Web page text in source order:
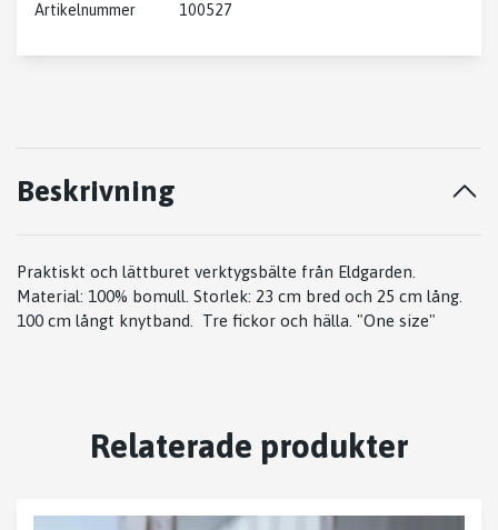
Artikelnummer 100527
Beskrivning
Praktiskt och lättburet verktygsbälte från Eldgarden.
Material: 100% bomull. Storlek: 23 cm bred och 25 cm lång.
100 cm långt knytband. Tre fickor och hälla. "One size"
Relaterade produkter